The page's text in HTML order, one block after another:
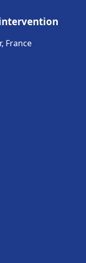
France